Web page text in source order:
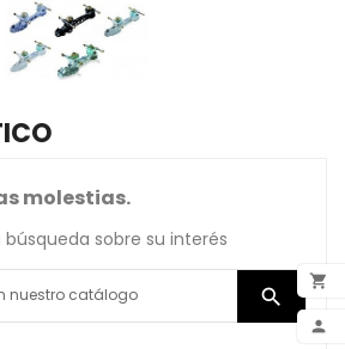


molestias.
sobre su interés
